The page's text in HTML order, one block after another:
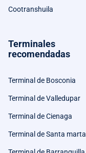
Cootranshuila
Terminales
recomendadas
Terminal de Bosconia
Terminal de Valledupar
Terminal de Cienaga
Terminal de Santa marta